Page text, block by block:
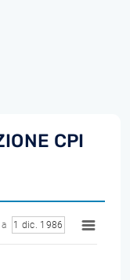
CPI
a 1 dic. 1986